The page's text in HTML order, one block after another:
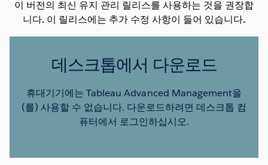
이 버전의 최신 유지 관리 릴리스를 사용하는 것을 권장합
니다. 이 릴리스에는 추가 수정 사항이 들어 있습니다.
데스크톱에서 다운로드
휴대기기에는 Tableau Advanced Management을
(를) 사용할 수 없습니다. 다운로드하려면 데스크톱 컴
퓨터에서 로그인하십시오.